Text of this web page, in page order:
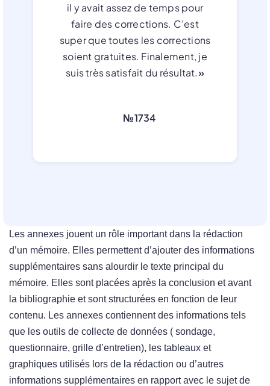
il y avait assez de temps pour
faire des corrections. C’est
super que toutes les corrections
soient gratuites. Finalement, je
suis très satisfait du résultat.»
№1734
Les annexes jouent un rôle important dans la rédaction
d’un mémoire. Elles permettent d’ajouter des informations
supplémentaires sans alourdir le texte principal du
mémoire. Elles sont placées après la conclusion et avant
la bibliographie et sont structurées en fonction de leur
contenu. Les annexes contiennent des informations tels
que les outils de collecte de données ( sondage,
questionnaire, grille d’entretien), les tableaux et
graphiques utilisés lors de la rédaction ou d’autres
informations supplémentaires en rapport avec le sujet de